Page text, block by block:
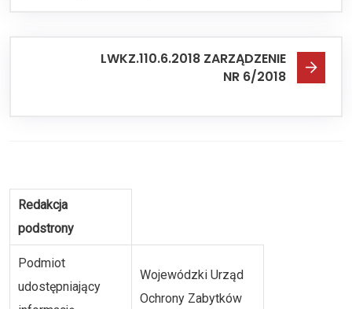
LWKZ.110.6.2018 ZARZĄDZENIE
NR 6/2018
Redakcja
podstrony
Podmiot
udostępniający
Wojewódzki Urząd
Ochrony Zabytków